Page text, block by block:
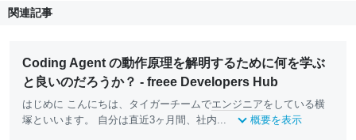
関連記事
Coding Agent の動作原理を解明するために何を学ぶ
と良いのだろうか？ - freee Developers Hub
はじめに こんにちは、タイガーチームでエンジニアをしている横
塚といいます。 自分は直近3ヶ月間、社内...
概要を表示